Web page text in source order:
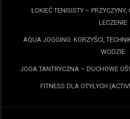
ŁOKIEĆ TENISISTY –
LECZENIE
AQUA JOGGING: KORZYŚCI,
WODZIE
JOGA TANTRYCZNA – DUCHOWE
FITNESS DLA OTYŁYCH